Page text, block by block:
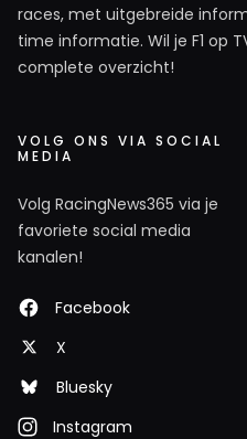
races, met uitgebreide
time informatie. Wil je F1 op
complete overzicht!
VOLG ONS VIA SOCIAL
MEDIA
Volg RacingNews365 via je
favoriete social media
kanalen!
Facebook
X
Bluesky
Instagram